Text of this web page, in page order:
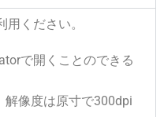
ください。
で開くことのできる
解像度は原寸で300dpi